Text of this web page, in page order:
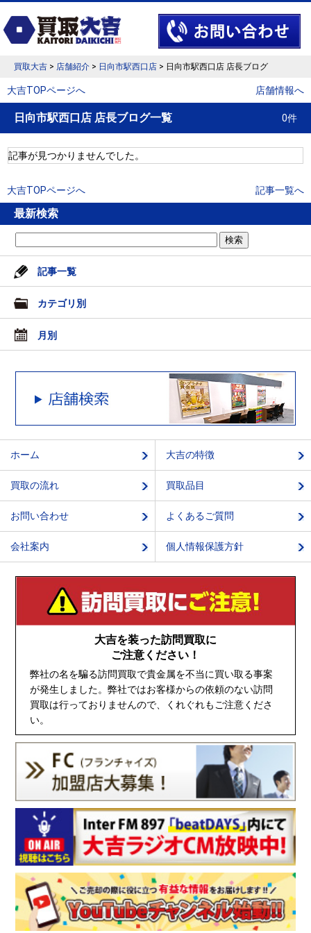
買取大吉 > 店舗紹介 > 日向市駅西口店 > 日向市駅西口店 店長ブログ
大吉TOPページへ 店舗情報へ
日向市駅西口店 店長ブログ一覧 0件
記事が見つかりませんでした。
大吉TOPページへ 記事一覧へ
最新検索
記事一覧
カテゴリ別
月別
ホーム 大吉の特徴
買取の流れ 買取品目
お問い合わせ よくあるご質問
会社案内 個人情報保護方針
大吉を装った訪問買取に
ご注意ください！
弊社の名を騙る訪問買取で貴金属を不当に買い取る事案
が発生しました。弊社ではお客様からの依頼のない訪問
買取は行っておりませんので、くれぐれもご注意くださ
い。